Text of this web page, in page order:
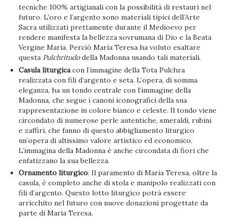
tecniche 100% artigianali con la possibilità di restauri nel
futuro. L’oro e l’argento sono materiali tipici dell’Arte
Sacra utilizzati prettamente durante il Medioevo per
rendere manifesta la bellezza sovrumana di Dio e la Beata
Vergine Maria. Perciò María Teresa ha voluto esaltare
questa Pulchritudodella Madonna usando tali materiali.
Casula liturgicacon l’immagine della Tota Pulchra
realizzata con fili d’argento e seta. L’opera, di somma
eleganza, ha un tondo centrale con l’immagine della
Madonna, che segue i canoni iconografici della sua
rappresentazione in colore bianco e celeste. Il tondo viene
circondato di numerose perle autentiche, smeraldi, rubini
e zaffiri, che fanno di questo abbigliamento liturgico
un’opera di altissimo valore artistico ed economico.
L’immagina della Madonna è anche circondata di fiori che
enfatizzano la sua bellezza.
Ornamento liturgico: Il paramento di Maria Teresa, oltre la
casula, è completo anche di stola e manipolo realizzati con
fili d’argento. Questo lotto liturgico potrà essere
arricchito nel futuro con nuove donazioni progettate da
parte di María Teresa.